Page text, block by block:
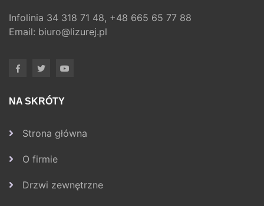
Infolinia 34 318 71 48, +48 665 65 77 88
Email: biuro@lizurej.pl
NA SKRÓTY
Strona główna
O firmie
Drzwi zewnętrzne